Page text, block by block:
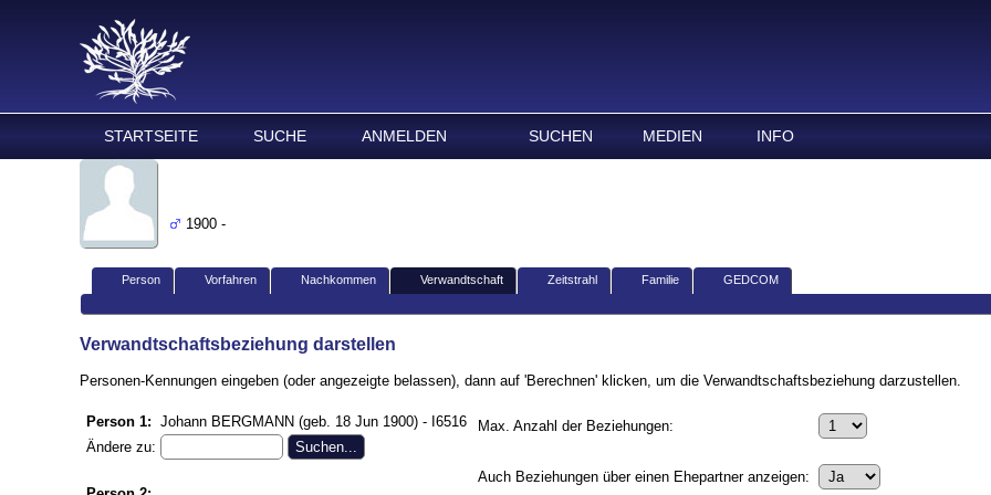
STARTSEITE SUCHE ANMELDEN SUCHEN MEDIEN INFO
1900 -
Person Vorfahren Nachkommen Verwandtschaft Zeitstrahl Familie GEDCOM
Verwandtschaftsbeziehung darstellen
Personen-Kennungen eingeben (oder angezeigte belassen), dann auf 'Berechnen' klicken, um die Verwandtschaftsbeziehung darzustellen.
Person 1: Johann BERGMANN (geb. 18 Jun 1900) - I6516
Ändere zu:
Max. Anzahl der Beziehungen:
Auch Beziehungen über einen Ehepartner anzeigen: